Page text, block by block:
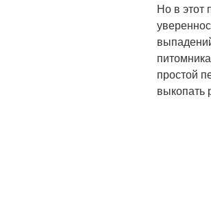
Но в этот
простой
выкопать